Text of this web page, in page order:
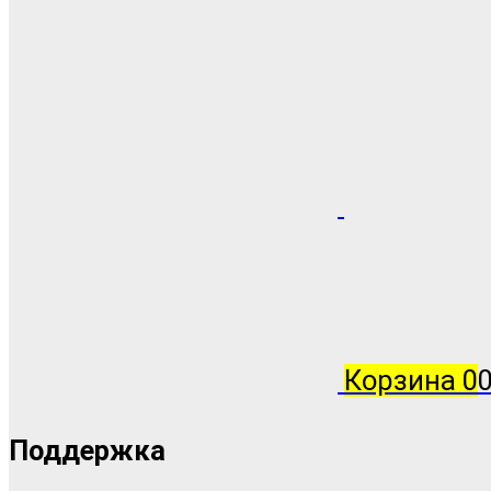
Корзина 0
Поддержка